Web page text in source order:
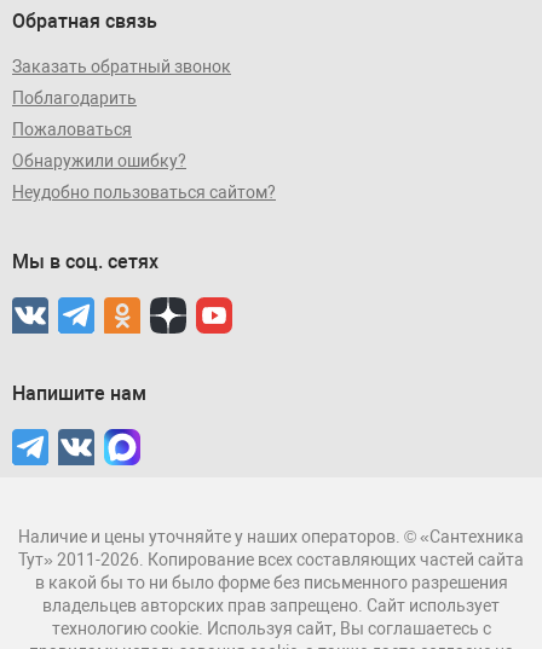
Обратная связь
Заказать обратный звонок
Поблагодарить
Пожаловаться
Обнаружили ошибку?
Неудобно пользоваться сайтом?
Мы в соц. сетях
Напишите нам
Наличие и цены уточняйте у наших операторов. © «Сантехника
Тут» 2011-2026. Копирование всех составляющих частей сайта
в какой бы то ни было форме без письменного разрешения
владельцев авторских прав запрещено. Сайт использует
технологию cookie. Используя сайт, Вы соглашаетесь с